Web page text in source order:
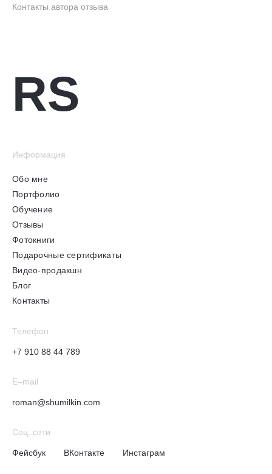
Контакты автора отзыва
RS
Информация
Обо мне
Портфолио
Обучение
Отзывы
Фотокниги
Подарочные сертификаты
Видео-продакшн
Блог
Контакты
Телефон
+7 910 88 44 789
E–mail
roman@shumilkin.com
Соц. сети
Фейсбук ВКонтакте Инстаграм